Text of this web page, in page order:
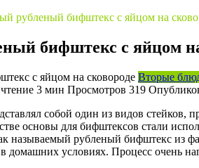
рубленый бифштекс с яйцом на
бифштекс с яйцом
Вторые
3 мин Просмотров 319
собой один из видов стейков,
основы для бифштексов стали
называемый рубленый бифштекс из
домашних условиях. Процесс очень